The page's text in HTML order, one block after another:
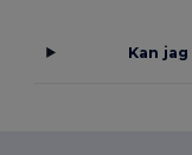
Kan